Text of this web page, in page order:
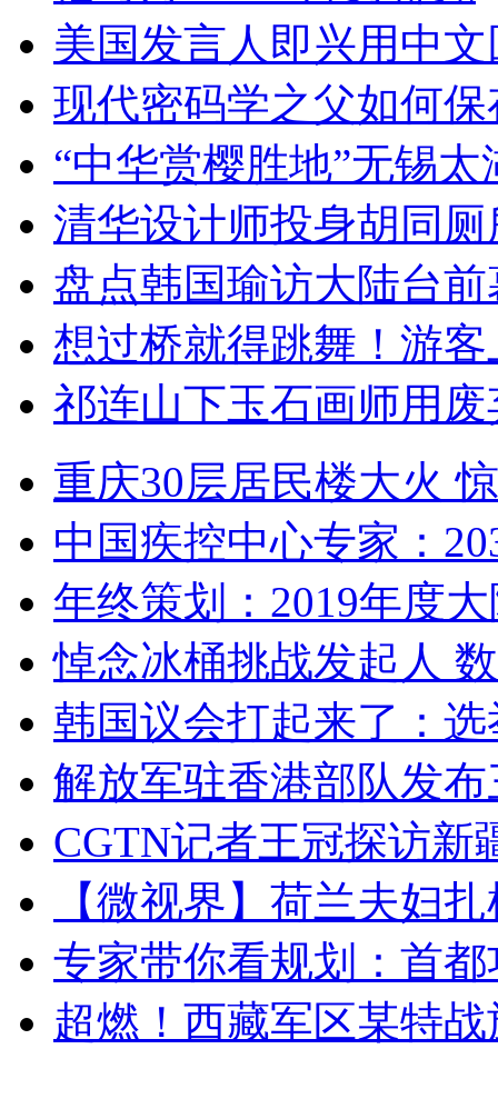
美国发言人即兴用中
现代密码学之父如何
“中华赏樱胜地”无锡
清华设计师投身胡同
盘点韩国瑜访大陆台
想过桥就得跳舞！游客
祁连山下玉石画师用
重庆30层居民楼大火
中国疾控中心专家：
年终策划：2019年度
悼念冰桶挑战发起人
韩国议会打起来了：
解放军驻香港部队发
CGTN记者王冠探访新
【微视界】荷兰夫妇
专家带你看规划：首
超燃！西藏军区某特